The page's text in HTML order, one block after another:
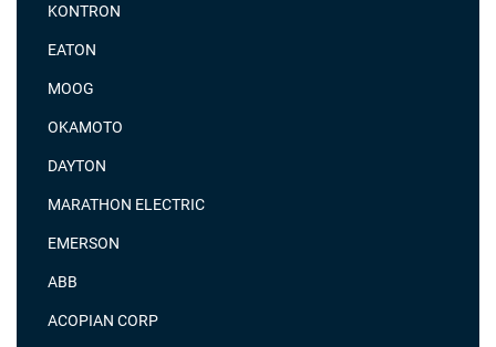
KONTRON
EATON
MOOG
OKAMOTO
DAYTON
MARATHON ELECTRIC
EMERSON
ABB
ACOPIAN CORP